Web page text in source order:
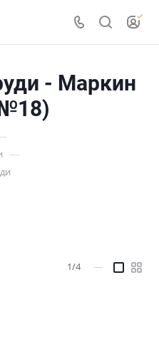
- Маркин
—
1/4 —